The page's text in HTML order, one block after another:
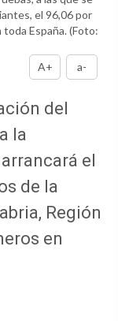
el 96,06 por
España.(Foto:
A+
a-
del
la
el
de la
Región
en